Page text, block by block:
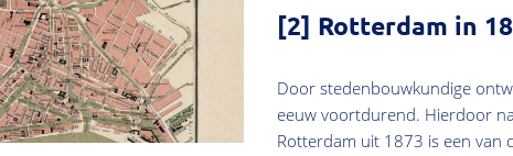
[2] Rotterdam in
Door stedenbouwkundige
eeuw voortdurend. Hierdoor
Rotterdam uit 1873 is een van